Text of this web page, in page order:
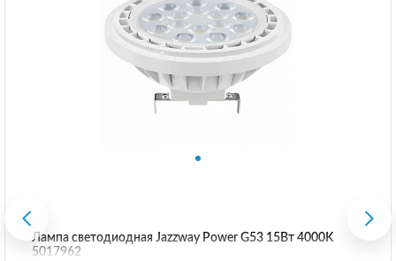
Лампа светодиодная Jazzway Power G53 15Вт 4000K
5017962